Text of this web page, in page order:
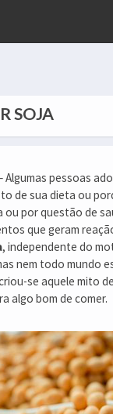
SOJA
Algumas pessoas
de sua dieta ou
ou por questão de
que geram
, independente do
nem todo mundo
se aquele mito
algo bom de comer.